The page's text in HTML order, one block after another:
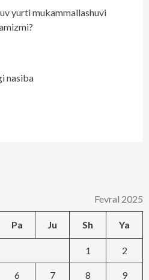
yurti mukammallashuvi
nasiba
Fevral 2025
Pa Ju Sh Ya
1 2
6 7 8 9